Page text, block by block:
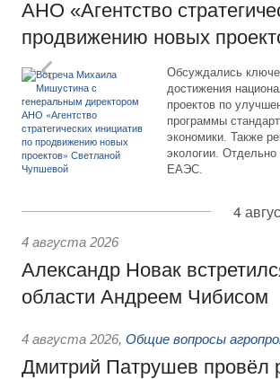
АНО «Агентство
продвижению новых
Обсуждались
достижения
проектов по
программы
экономики. Также
экологии.
ЕАЭС.
4
4 августа 2026
Александр Новак
области Андреем Чибисом
4 августа 2026, Общие вопросы
Дмитрий Патрушев провёл